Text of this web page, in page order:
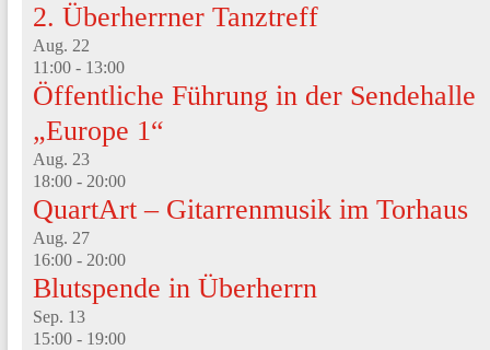
2. Überherrner Tanztreff
Aug. 22
11:00- 13:00
Öffentliche Führung in der Sendehalle
„Europe 1“
Aug. 23
18:00- 20:00
QuartArt – Gitarrenmusik im Torhaus
Aug. 27
16:00- 20:00
Blutspende in Überherrn
Sep. 13
15:00- 19:00